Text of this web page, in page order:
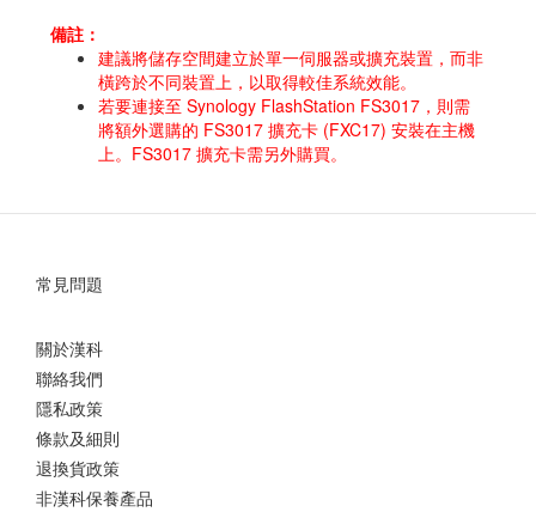
備註：
建議將儲存空間建立於單一伺服器或擴充裝置，而非
橫跨於不同裝置上，以取得較佳系統效能。
若要連接至 Synology FlashStation FS3017，則需
將額外選購的 FS3017 擴充卡 (FXC17) 安裝在主機
上。FS3017 擴充卡需另外購買。
常見問題
關於漢科
聯絡我們
隱私政策
條款及細則
退換貨政策
非漢科保養產品